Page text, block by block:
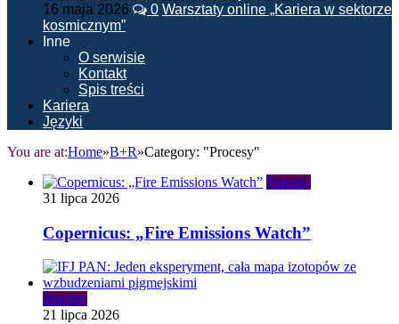
16 maja 2026 0 Warsztaty online „Kariera w sektorze
kosmicznym”
Inne
O serwisie
Kontakt
Spis treści
Kariera
Języki
You are at:Home»B+R»Category: "Procesy"
Procesy
31 lipca 2026
Copernicus: „Fire Emissions Watch”
Procesy
21 lipca 2026